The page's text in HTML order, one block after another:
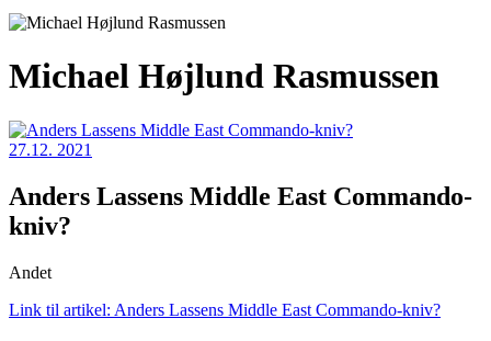
Michael Højlund Rasmussen
27.12. 2021
Anders Lassens Middle East Commando-
kniv?
Andet
Link til artikel: Anders Lassens Middle East Commando-kniv?